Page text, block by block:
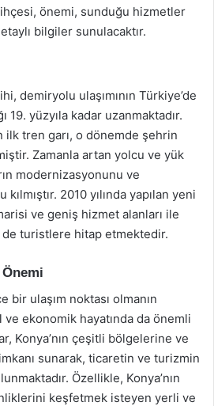
önemi, sunduğu hizmetler
bilgiler sunulacaktır.
demiryolu ulaşımının Türkiye’de
19. yüzyıla kadar uzanmaktadır.
ilk tren garı, o dönemde şehrin
Zamanla artan yolcu ve yük
modernizasyonunu ve
2010 yılında yapılan yeni
ve geniş hizmet alanları ile
de turistlere hitap etmektedir.
Önemi
bir ulaşım noktası olmanın
ekonomik hayatında da önemli
Konya’nın çeşitli bölgelerine ve
sunarak, ticaretin ve turizmin
Özellikle, Konya’nın
keşfetmek isteyen yerli ve